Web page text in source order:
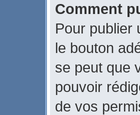
Comment
Pour publier
le bouton
se peut que
pouvoir
de vos